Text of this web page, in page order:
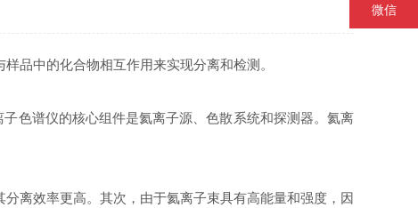
品中的化合物相互作用来实现分离和检测。
色谱仪的核心组件是氦离子源、色散系统和探测器。氦离
离效率更高。其次，由于氦离子束具有高能量和强度，因
微信